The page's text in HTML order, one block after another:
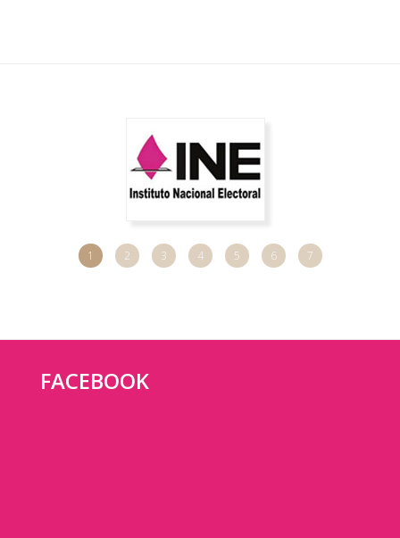
1 2 3 4 5 6 7
FACEBOOK